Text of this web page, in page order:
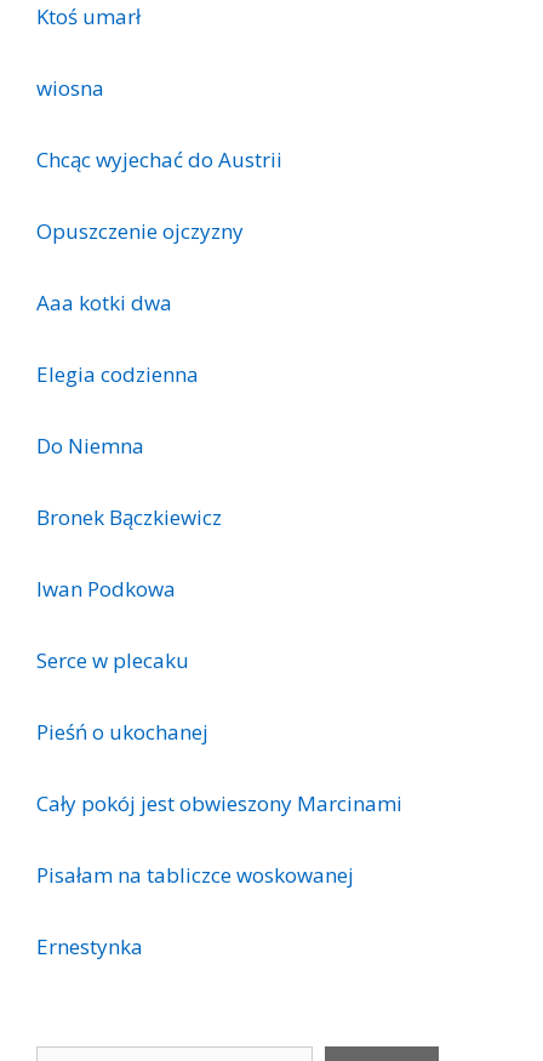
Ktoś umarł
wiosna
Chcąc wyjechać do Austrii
Opuszczenie ojczyzny
Aaa kotki dwa
Elegia codzienna
Do Niemna
Bronek Bączkiewicz
Iwan Podkowa
Serce w plecaku
Pieśń o ukochanej
Cały pokój jest obwieszony Marcinami
Pisałam na tabliczce woskowanej
Ernestynka